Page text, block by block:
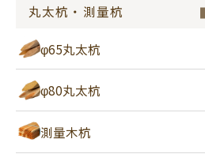
丸太杭・測量杭
φ65丸太杭
φ80丸太杭
測量木杭